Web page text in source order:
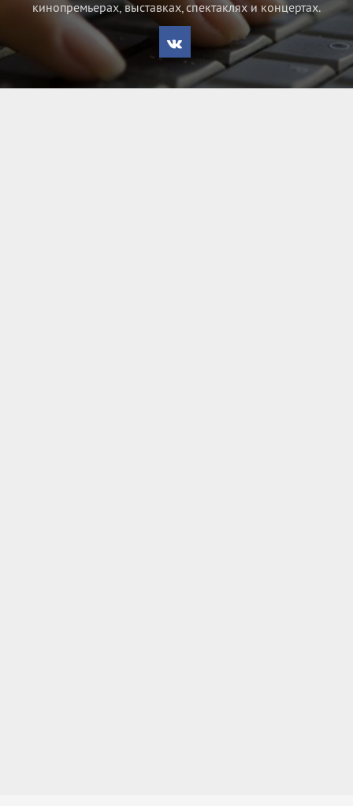
кинопремьерах, выставках, спектаклях и концертах.